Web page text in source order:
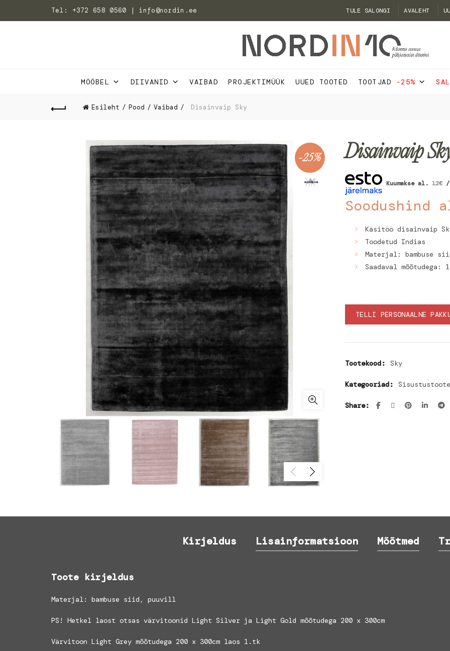
Tel: +372 658 0560 | info@nordin.ee TULE SALONGI AVALEHT
MÖÖBEL DIIVANID VAIBAD PROJEKTIMÜÜK UUED TOOTED TOOTJAD -25%
Esileht Pood Vaibad Disainvaip Sky
-25% Disainvaip
Kuumakse al. 12€ /
Soodushind
Käsitöö disainvaip
Toodetud Indias
Materjal: bambuse
Saadaval mõõtudega:
TELLI PERSONAALNE
Tootekood: Sky
Kategooriad:
Share
Kirjeldus Lisainformatsioon Mõõtmed
Toote kirjeldus
Materjal: bambuse siid, puuvill
PS! Hetkel laost otsas värvitoonid Light Silver ja Light Gold mõõtudega 200 x 300cm
Värvitoon Light Grey mõõtudega 200 x 300cm laos 1.tk